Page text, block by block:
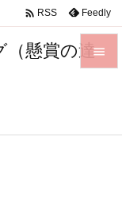
（懸賞の達
 RSS Feedly